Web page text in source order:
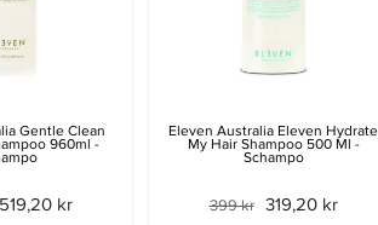
Gentle Clean
960ml -
519,20 kr
Eleven Australia Eleven Hydrate
My Hair Shampoo 500 Ml -
Schampo
399 kr 319,20 kr